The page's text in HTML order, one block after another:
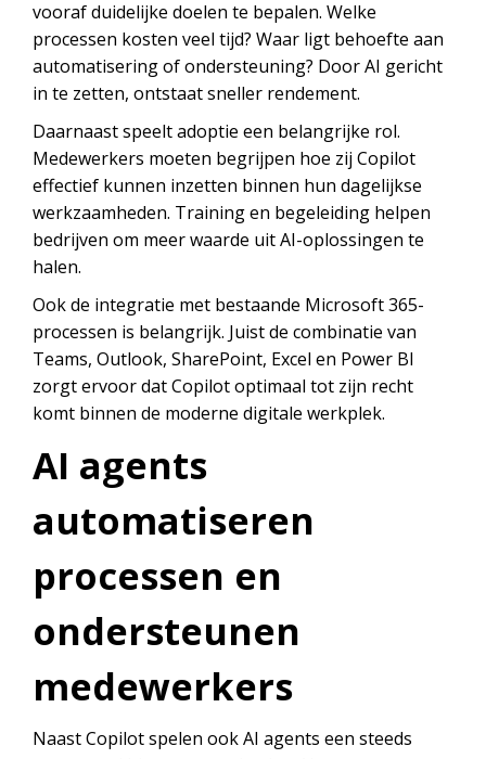
vooraf duidelijke doelen te bepalen. Welke
processen kosten veel tijd? Waar ligt behoefte aan
automatisering of ondersteuning? Door AI gericht
in te zetten, ontstaat sneller rendement.
Daarnaast speelt adoptie een belangrijke rol.
Medewerkers moeten begrijpen hoe zij Copilot
effectief kunnen inzetten binnen hun dagelijkse
werkzaamheden. Training en begeleiding helpen
bedrijven om meer waarde uit AI-oplossingen te
halen.
Ook de integratie met bestaande Microsoft 365-
processen is belangrijk. Juist de combinatie van
Teams, Outlook, SharePoint, Excel en Power BI
zorgt ervoor dat Copilot optimaal tot zijn recht
komt binnen de moderne digitale werkplek.
AI agents
automatiseren
processen en
ondersteunen
medewerkers
Naast Copilot spelen ook AI agents een steeds